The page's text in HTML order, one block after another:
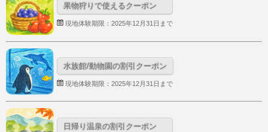
果物狩りで使えるクーポン
現地体験期限：2025年12月31日まで
水族館/動物園の割引クーポン
現地体験期限：2025年12月31日まで
日帰り温泉の割引クーポン